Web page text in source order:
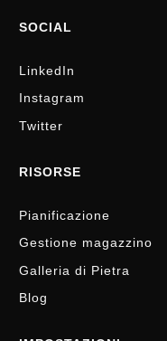
SOCIAL
LinkedIn
Instagram
Twitter
RISORSE
Pianificazione
Gestione magazzino
Galleria di Pietra
Blog